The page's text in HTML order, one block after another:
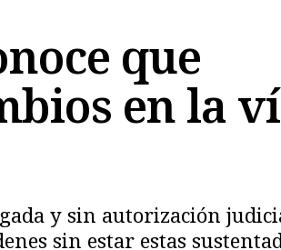
que
en la
y sin autorización
sin estar estas